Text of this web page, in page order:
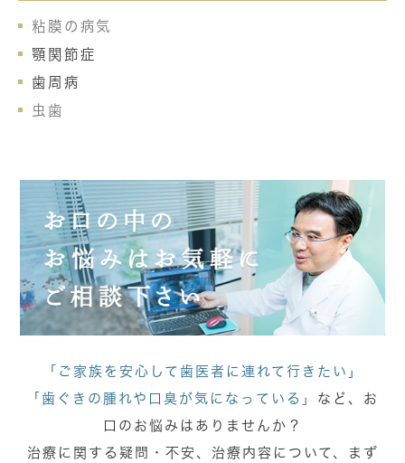
粘膜の病気
顎関節症
歯周病
虫歯
「ご家族を安心して歯医者に連れて行きたい」
「歯ぐきの腫れや口臭が気になっている」 など、お
口のお悩みはありませんか？
治療に関する疑問・不安、治療内容について、まず